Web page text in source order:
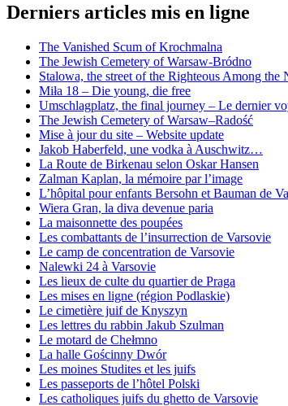
Derniers articles mis en ligne
The Vanished Scum of Krochmalna
The Jewish Cemetery of Warsaw-Bródno
Stalowa, the street of the Righteous Among the
Miła 18 – Die young, die free
Umschlagplatz, the final journey – Le dernier
The Jewish Cemetery of Warsaw–Radość
Mise à jour du site – Website update
Jakob Haberfeld, une vodka à Auschwitz…
La Route de Birkenau selon Oskar Hansen
Zalman Kaplan, la mémoire par l’image
L’hôpital pour enfants Bersohn et Bauman de
Wiera Gran, la diva devenue paria
La maisonnette des poupées
Les combattants de l’insurrection de Varsovie
Le camp de concentration de Varsovie
Nalewki 24 à Varsovie
Les lieux de culte du quartier de Praga
Les mises en ligne (région Podlaskie)
Le cimetière juif de Knyszyn
Les lettres du rabbin Jakub Szulman
Le motard de Chełmno
La halle Gościnny Dwór
Les moines Studites et les juifs
Les passeports de l’hôtel Polski
Les catholiques juifs du ghetto de Varsovie